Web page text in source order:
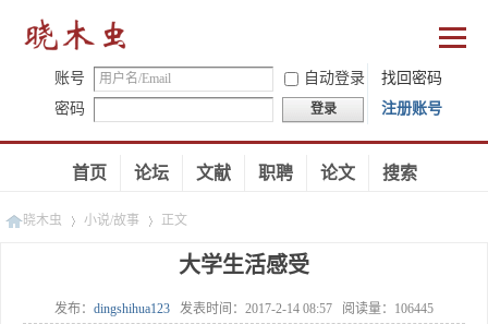
账号 自动登录
找回密码
密码
登录 注册账号
首页 论坛 文献 职聘 论文 搜索
晓木虫
»
小说/故事
»
正文
大学生活感受
发布： dingshihua123 发表时间： 2017-2-14 08:57 阅读量： 106445